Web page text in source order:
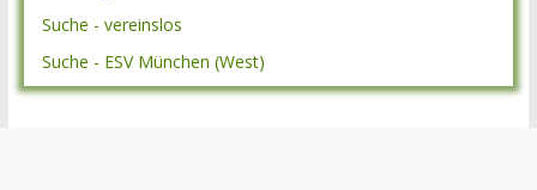
Suche - vereinslos
Suche - ESV München (West)